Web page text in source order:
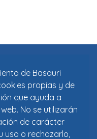
de Basauri
propias y de
que ayuda a
No se utilizarán
de carácter
uso o rechazarlo,